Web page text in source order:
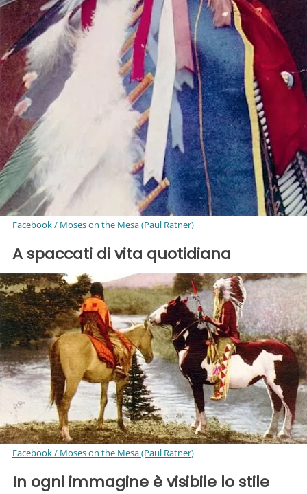
Facebook / Moses on the Mesa (Paul Ratner)
A spaccati di vita quotidiana
Facebook / Moses on the Mesa (Paul Ratner)
In ogni immagine è visibile lo stile